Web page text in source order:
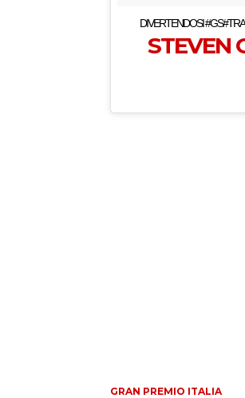
DIVERTENDOSI
STEVEN
GRAN PREMIO ITALIA